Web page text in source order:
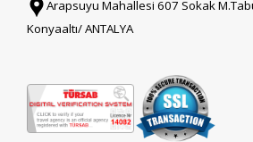
Arapsuyu Mahallesi 607 Sokak
Konyaaltı/ ANTALYA